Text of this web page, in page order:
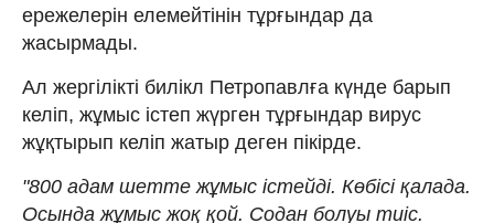
ережелерін елемейтінін тұрғындар да
жасырмады.
Ал жергілікті билікл Петропавлға күнде барып
келіп, жұмыс істеп жүрген тұрғындар вирус
жұқтырып келіп жатыр деген пікірде.
"800 адам шетте жұмыс істейді. Көбісі қалада.
Осында жұмыс жоқ қой. Содан болуы тиіс.